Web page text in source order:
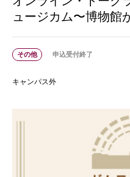
ュージカム〜博物館
その他 申込受付終了
キャンパス外